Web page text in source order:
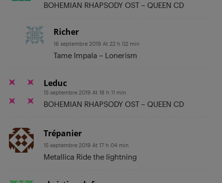
BOHEMIAN RHAPSODY OST – QUEEN CD
Richer
16 septembre 2019 At 22 h 02 min
Tame Impala – Lonerism
Leduc
15 septembre 2019 At 18 h 11 min
BOHEMIAN RHAPSODY OST – QUEEN CD
Trépanier
15 septembre 2019 At 17 h 04 min
Metallica Ride the lightning